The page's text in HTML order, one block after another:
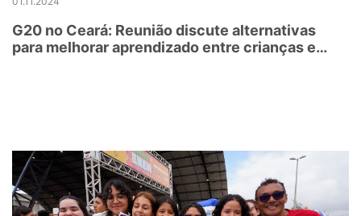
G20 no Ceará: Reunião discute alternativas
para melhorar aprendizado entre crianças e